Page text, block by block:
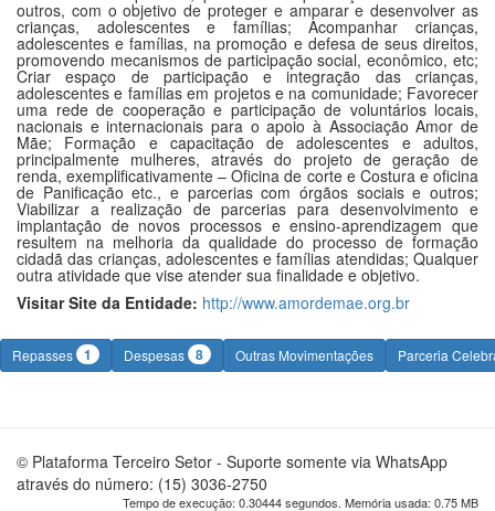
outros, com o objetivo de proteger e amparar e desenvolver as
crianças, adolescentes e famílias; Acompanhar crianças,
adolescentes e famílias, na promoção e defesa de seus direitos,
promovendo mecanismos de participação social, econômico, etc;
Criar espaço de participação e integração das crianças,
adolescentes e famílias em projetos e na comunidade; Favorecer
uma rede de cooperação e participação de voluntários locais,
nacionais e internacionais para o apoio à Associação Amor de
Mãe; Formação e capacitação de adolescentes e adultos,
principalmente mulheres, através do projeto de geração de
renda, exemplificativamente – Oficina de corte e Costura e oficina
de Panificação etc., e parcerias com órgãos sociais e outros;
Viabilizar a realização de parcerias para desenvolvimento e
implantação de novos processos e ensino-aprendizagem que
resultem na melhoria da qualidade do processo de formação
cidadã das crianças, adolescentes e famílias atendidas; Qualquer
outra atividade que vise atender sua finalidade e objetivo.
Visitar Site da Entidade: http://www.amordemae.org.br
Repasses 1 Despesas 8 Outras Movimentações Parceria
© Plataforma Terceiro Setor - Suporte somente via WhatsApp
através do número: (15) 3036-2750
Tempo de execução: 0.30444 segundos. Memória usada: 0.75 MB